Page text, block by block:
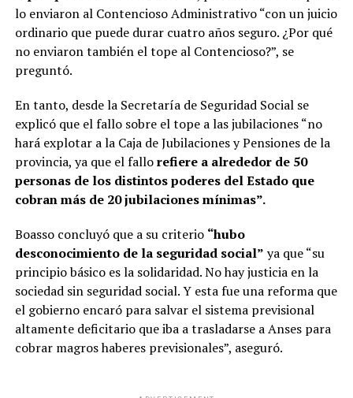
lo enviaron al Contencioso Administrativo “con un juicio
ordinario que puede durar cuatro años seguro. ¿Por qué
no enviaron también el tope al Contencioso?”, se
preguntó.
En tanto, desde la Secretaría de Seguridad Social se
explicó que el fallo sobre el tope a las jubilaciones “no
hará explotar a la Caja de Jubilaciones y Pensiones de la
provincia, ya que el fallorefiere a alrededor de 50
personas de los distintos poderes del Estado que
cobran más de 20 jubilaciones mínimas”.
Boasso concluyó que a su criterio “hubo
desconocimiento de la seguridad social” ya que “su
principio básico es la solidaridad. No hay justicia en la
sociedad sin seguridad social. Y esta fue una reforma que
el gobierno encaró para salvar el sistema previsional
altamente deficitario que iba a trasladarse a Anses para
cobrar magros haberes previsionales”, aseguró.